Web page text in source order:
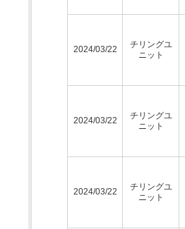
2024/03/22
チリングユ
ニット
2024/03/22
チリングユ
ニット
2024/03/22
チリングユ
ニット